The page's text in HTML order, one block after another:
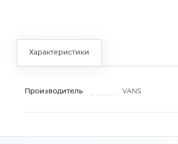
Характеристики
Производитель VANS